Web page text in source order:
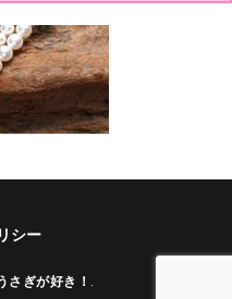
シー
さぎが好き！